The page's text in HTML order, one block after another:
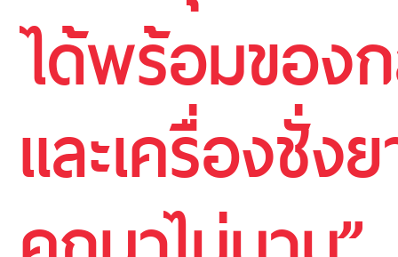
ได้พร้อมของ
และเครื่องชั่